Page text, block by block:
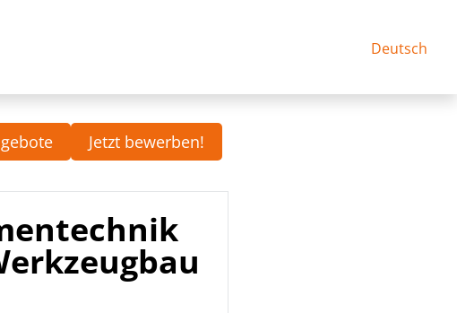
Deutsch
Jetzt bewerben!